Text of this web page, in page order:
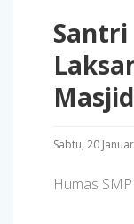
Masjid
Sabtu, 20
Humas